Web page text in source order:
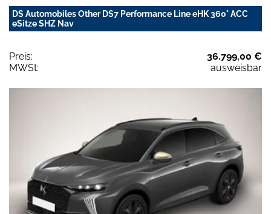
DS Automobiles Other DS7 Performance Line eHK 360° ACC
eSitze SHZ Nav
Preis:
36.799,00 €
MWSt:
ausweisbar